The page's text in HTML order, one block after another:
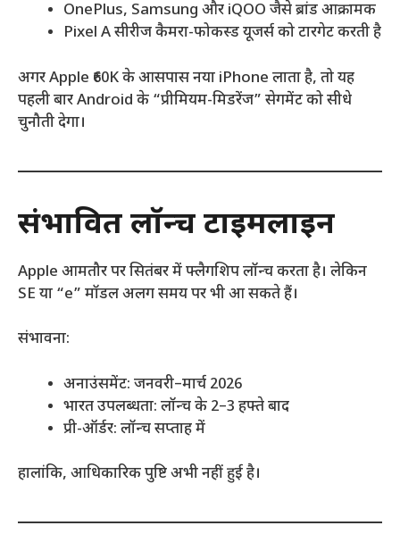
OnePlus, Samsung और iQOO जैसे ब्रांड आक्रामक
Pixel A सीरीज कैमरा-फोकस्ड यूजर्स को टारगेट करती है
अगर Apple ₹60K के आसपास नया iPhone लाता है, तो यह
पहली बार Android के “प्रीमियम-मिडरेंज” सेगमेंट को सीधे
चुनौती देगा।
संभावित लॉन्च टाइमलाइन
Apple आमतौर पर सितंबर में फ्लैगशिप लॉन्च करता है। लेकिन
SE या “e” मॉडल अलग समय पर भी आ सकते हैं।
संभावना:
अनाउंसमेंट: जनवरी–मार्च 2026
भारत उपलब्धता: लॉन्च के 2–3 हफ्ते बाद
प्री-ऑर्डर: लॉन्च सप्ताह में
हालांकि, आधिकारिक पुष्टि अभी नहीं हुई है।